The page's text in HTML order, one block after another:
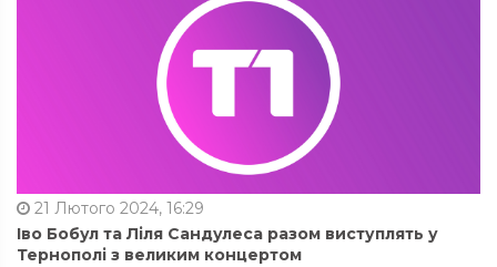
21 Лютого 2024, 16:29
Іво Бобул та Ліля Сандулеса разом виступлять у
Тернополі з великим концертом